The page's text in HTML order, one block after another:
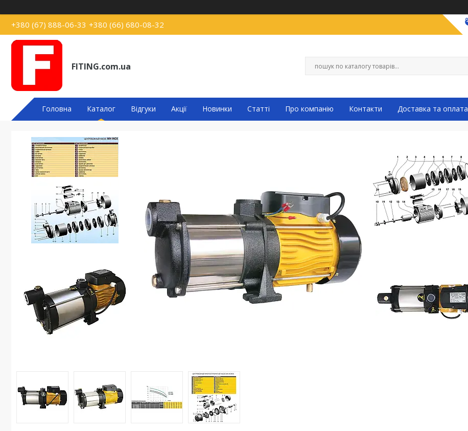
+380 (67) 888-06-33 +380 (66) 680-08-32
FITING.com.ua
Головна Каталог Відгуки Акції Новинки Статті Про компанію Контакти Доставка та оплата